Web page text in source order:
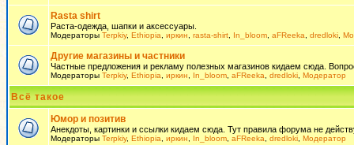
Rasta shirt
Раста-одежда, шапки и аксессуары.
Модераторы Terpkiy, Ethiopia иркин rasta-shirt In_bloom aFReeka dredloki
Другие магазины и частники
Частные предложения и рекламу полезных магазинов кидаем сюда.
Модераторы Terpkiy, Ethiopia иркин In_bloom aFReeka dredloki Модератор
Всё такое
Юмор и позитив
Анекдоты, картинки и ссылки кидаем сюда. Тут правила форума не
Модераторы Terpkiy, Ethiopia иркин In_bloom aFReeka dredloki Модератор